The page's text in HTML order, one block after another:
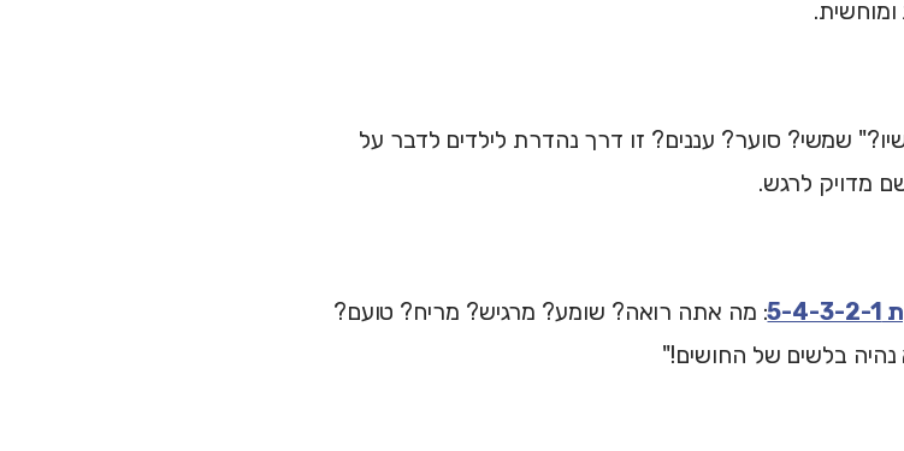
שמשי? סוער? עננים? זו דרך נהדרת לילדים לדבר על
מדויק לרגש.
1
: מה אתה רואה? שומע? מרגיש? מריח? טועם?
בלשים של החושים!"